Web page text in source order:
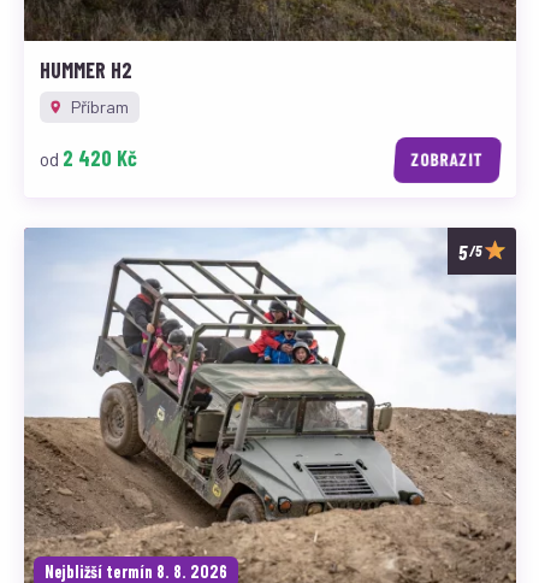
HUMMER H2
Příbram
od 2 420 Kč ZOBRAZIT
/5
Nejbližší termín 8. 8. 2026